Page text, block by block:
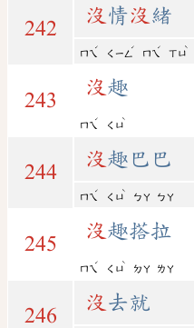
242
沒 情沒 緒
ㄇㄟ
ˊ
ㄑㄧㄥ
ˊ
ㄇㄟ
ˊ
ㄒㄩ
ˋ
243
沒 趣
ㄇㄟ
ˊ
ㄑㄩ
ˋ
244
沒 趣巴巴
ㄇㄟ
ˊ
ㄑㄩ
ˋ
ㄅㄚ ㄅㄚ
245
沒 趣搭拉
ㄇㄟ
ˊ
ㄑㄩ
ˋ
ㄉㄚ ㄌㄚ
246
沒 去就